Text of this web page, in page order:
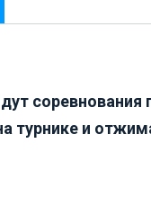
соревнования
турнике и